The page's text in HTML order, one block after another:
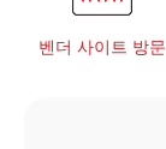
벤더 사이트 방문